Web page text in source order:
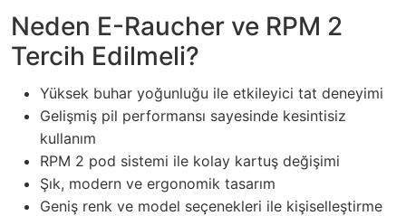
Neden E-Raucher ve RPM 2
Tercih Edilmeli?
Yüksek buhar yoğunluğu ile etkileyici tat deneyimi
Gelişmiş pil performansı sayesinde kesintisiz
kullanım
RPM 2 pod sistemi ile kolay kartuş değişimi
Şık, modern ve ergonomik tasarım
Geniş renk ve model seçenekleri ile kişiselleştirme